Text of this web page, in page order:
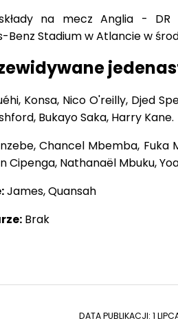
na mecz Anglia - DR
Stadium w Atlancie w
Konsa, Nico O'reilly, Djed
Bukayo Saka, Harry Kane.
Chancel Mbemba, Fuka
Cipenga, Nathanaël Mbuku,
James, Quansah
Brak
DATA PUBLIKACJI: 1